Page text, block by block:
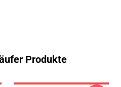
Produkte